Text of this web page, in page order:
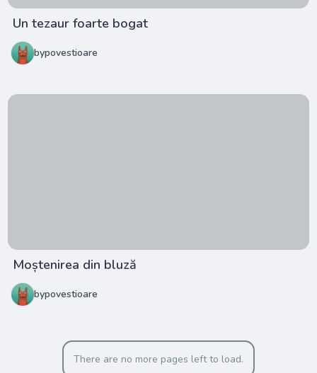
Un tezaur foarte bogat
bypovestioare
Moștenirea din bluză
bypovestioare
There are no more pages left to load.